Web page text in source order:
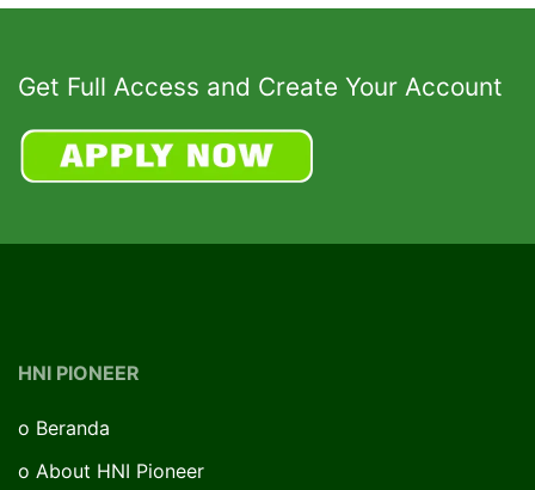
Get Full Access and Create Your Account
HNI PIONEER
o Beranda
o About HNI Pioneer